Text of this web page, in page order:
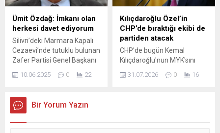
Merinos Atatürk Kültür
Merkezi Yıldırım Bayezid
Salonu’nda düzenlenen
programda, hem Türkiye’nin
siyasi gündemine ilişkin
dikkat çeken açıklamalar...
mesajların verildiği güçlü bir
organizasyona dönüştü.
Yaklaşık 5 bin partilinin
katıldığı program, Bursa’da
milliyetçi hareketin...
Ümit Özdağ: İmkanı olan
herkesi davet ediyorum
Silivri’deki Marmara Kapalı
Cezaevi’nde tutuklu bulunan
Zafer Partisi Genel Başkanı
Ümit Özdağ, Çarşamba
günü görülecek duruşması
avukatları aracılığıyla yaptığı
sosyal medya paylaşımında
10.06.2025 0 22
Kılıçdaroğlu Özel’in
CHP’de bıraktığı ekibi de
partiden atacak
CHP'de bugün Kemal
Kılıçdaroğlu'nun MYK'sını
toplaması beklenirken,
Özgür Özel'in mutlak butlan
31.07.2026 0 16
Bir Yorum Yazın